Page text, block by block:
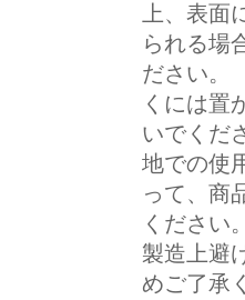
上、表
られる場
ださい。
くには置
いでくだ
地での使
って、商
ください
製造上避
めご了承